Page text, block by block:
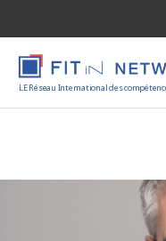
LE Réseau International des